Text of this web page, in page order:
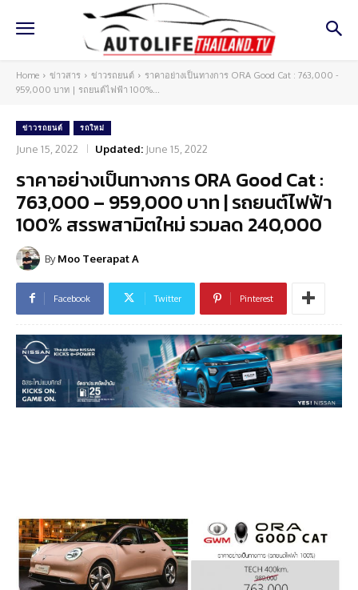
Home ข่าวสาร ข่าวรถยนต์
ราคาอย่างเป็นทางการ ORA Good Cat : 763,000 -
959,000 บาท | รถยนต์ไฟฟ้า 100%...
ข่าวรถยนต์ รถใหม่
June 15, 2022 Updated: June 15, 2022
ราคาอย่างเป็นทางการ ORA Good Cat :
763,000 – 959,000 บาท | รถยนต์ไฟฟ้า
100% สรรพสามิตใหม่ รวมลด 240,000
By Moo Teerapat A
Facebook Twitter Pinterest